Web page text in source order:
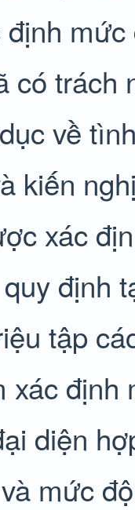
có
về
kiến
xác
định
tập
xác
diện
mức